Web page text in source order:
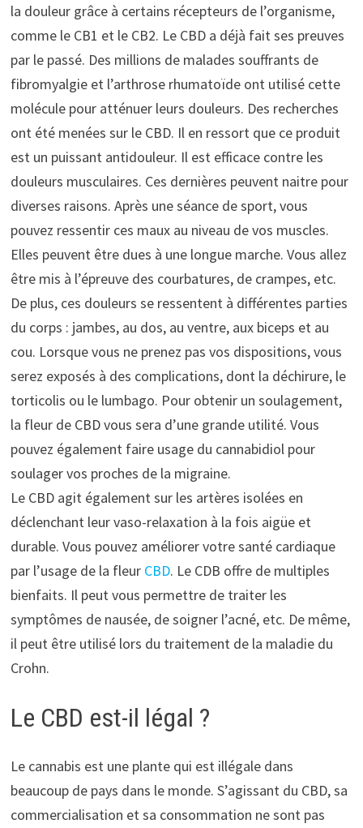
la douleur grâce à certains récepteurs de l’organisme,
comme le CB1 et le CB2. Le CBD a déjà fait ses preuves
par le passé. Des millions de malades souffrants de
fibromyalgie et l’arthrose rhumatoïde ont utilisé cette
molécule pour atténuer leurs douleurs. Des recherches
ont été menées sur le CBD. Il en ressort que ce produit
est un puissant antidouleur. Il est efficace contre les
douleurs musculaires. Ces dernières peuvent naitre pour
diverses raisons. Après une séance de sport, vous
pouvez ressentir ces maux au niveau de vos muscles.
Elles peuvent être dues à une longue marche. Vous allez
être mis à l’épreuve des courbatures, de crampes, etc.
De plus, ces douleurs se ressentent à différentes parties
du corps : jambes, au dos, au ventre, aux biceps et au
cou. Lorsque vous ne prenez pas vos dispositions, vous
serez exposés à des complications, dont la déchirure, le
torticolis ou le lumbago. Pour obtenir un soulagement,
la fleur de CBD vous sera d’une grande utilité. Vous
pouvez également faire usage du cannabidiol pour
soulager vos proches de la migraine.
Le CBD agit également sur les artères isolées en
déclenchant leur vaso-relaxation à la fois aigüe et
durable. Vous pouvez améliorer votre santé cardiaque
par l’usage de la fleur CBD. Le CDB offre de multiples
bienfaits. Il peut vous permettre de traiter les
symptômes de nausée, de soigner l’acné, etc. De même,
il peut être utilisé lors du traitement de la maladie du
Crohn.
Le CBD est-il légal ?
Le cannabis est une plante qui est illégale dans
beaucoup de pays dans le monde. S’agissant du CBD, sa
commercialisation et sa consommation ne sont pas